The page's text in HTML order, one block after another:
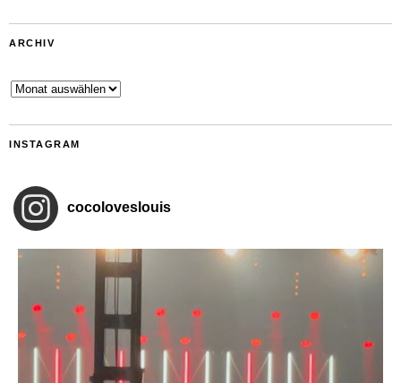
ARCHIV
Archiv
INSTAGRAM
cocoloveslouis